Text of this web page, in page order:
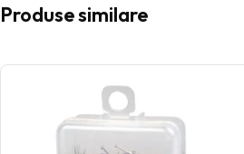
Produse similare